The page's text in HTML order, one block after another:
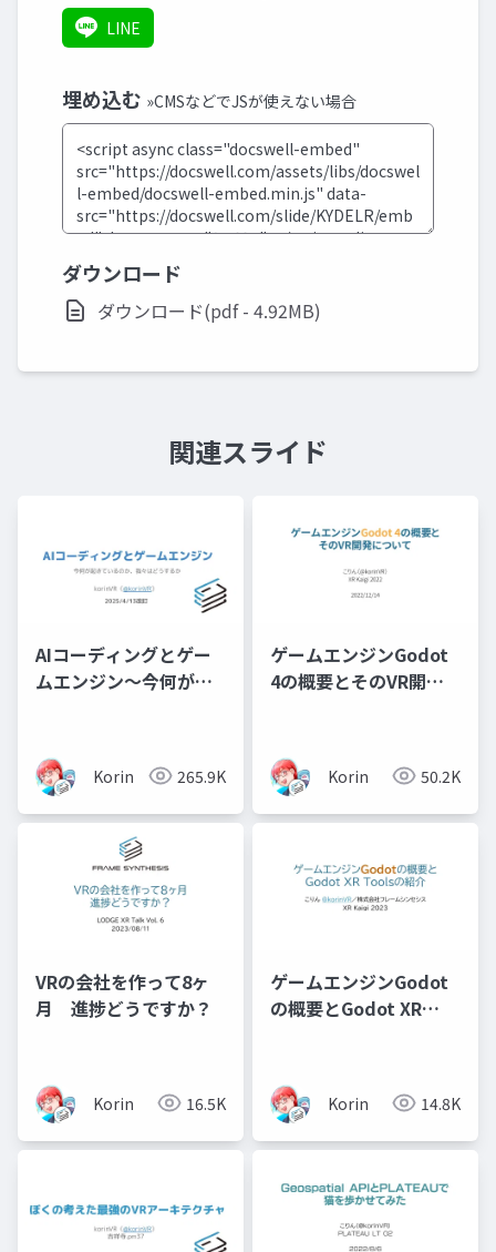
LINE
埋め込む »CMSなどでJSが使えない場合
ダウンロード
ダウンロード(pdf - 4.92MB)
関連スライド
AIコーディングとゲー
ムエンジン～今何が起
Korin 265.9K
ゲームエンジンGodot
4の概要とそのVR開発
Korin 50.2K
VRの会社を作って8ヶ
月 進捗どうですか？
Korin 16.5K
ゲームエンジンGodot
の概要とGodot XR
Korin 14.8K